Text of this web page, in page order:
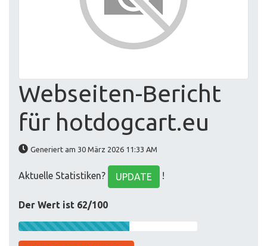
Webseiten-Bericht
für hotdogcart.eu
Generiert am 30 März 2026 11:33 AM
Aktuelle Statistiken? UPDATE !
Der Wert ist 62/100